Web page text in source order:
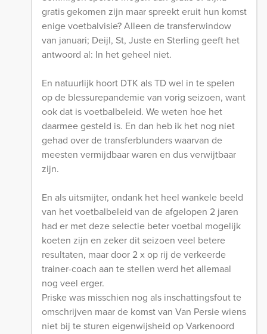
gratis gekomen zijn maar spreekt eruit hun komst
enige voetbalvisie? Alleen de transferwindow
van januari; Deijl, St, Juste en Sterling geeft het
antwoord al: In het geheel niet.
En natuurlijk hoort DTK als TD wel in te spelen
op de blessurepandemie van vorig seizoen, want
ook dat is voetbalbeleid. We weten hoe het
daarmee gesteld is. En dan heb ik het nog niet
gehad over de transferblunders waarvan de
meesten vermijdbaar waren en dus verwijtbaar
zijn.
En als uitsmijter, ondank het heel wankele beeld
van het voetbalbeleid van de afgelopen 2 jaren
had er met deze selectie beter voetbal mogelijk
koeten zijn en zeker dit seizoen veel betere
resultaten, maar door 2 x op rij de verkeerde
trainer-coach aan te stellen werd het allemaal
nog veel erger.
Priske was misschien nog als inschattingsfout te
omschrijven maar de komst van Van Persie wiens
niet bij te sturen eigenwijsheid op Varkenoord